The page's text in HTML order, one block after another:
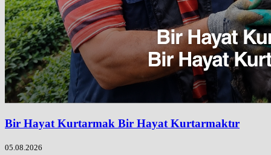
Bir Hayat Kurtarmak Bir Hayat Kurtarmaktır
05.08.2026